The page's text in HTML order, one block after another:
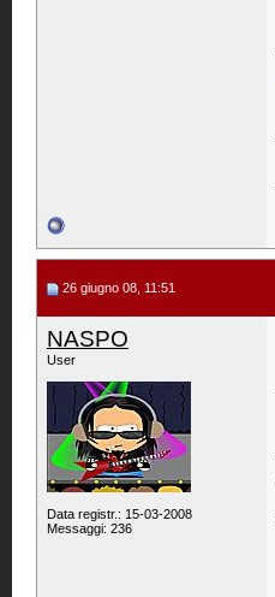
26 giugno 08, 11:51
NASPO
User
Data registr.: 15-03-2008
Messaggi: 236